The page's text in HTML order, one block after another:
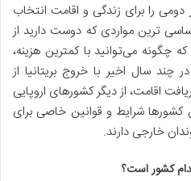
را برای زندگی و اقامت انتخاب
ترین مواردی که دوست دارید از
چگونه می‌توانید با کمترین هزینه،
چند سال اخیر با خروج بریتانیا از
اقامت، از دیگر کشورهای اروپایی
کشورها شرایط و قوانین خاصی برای
خارجی دارند.
کشور است؟